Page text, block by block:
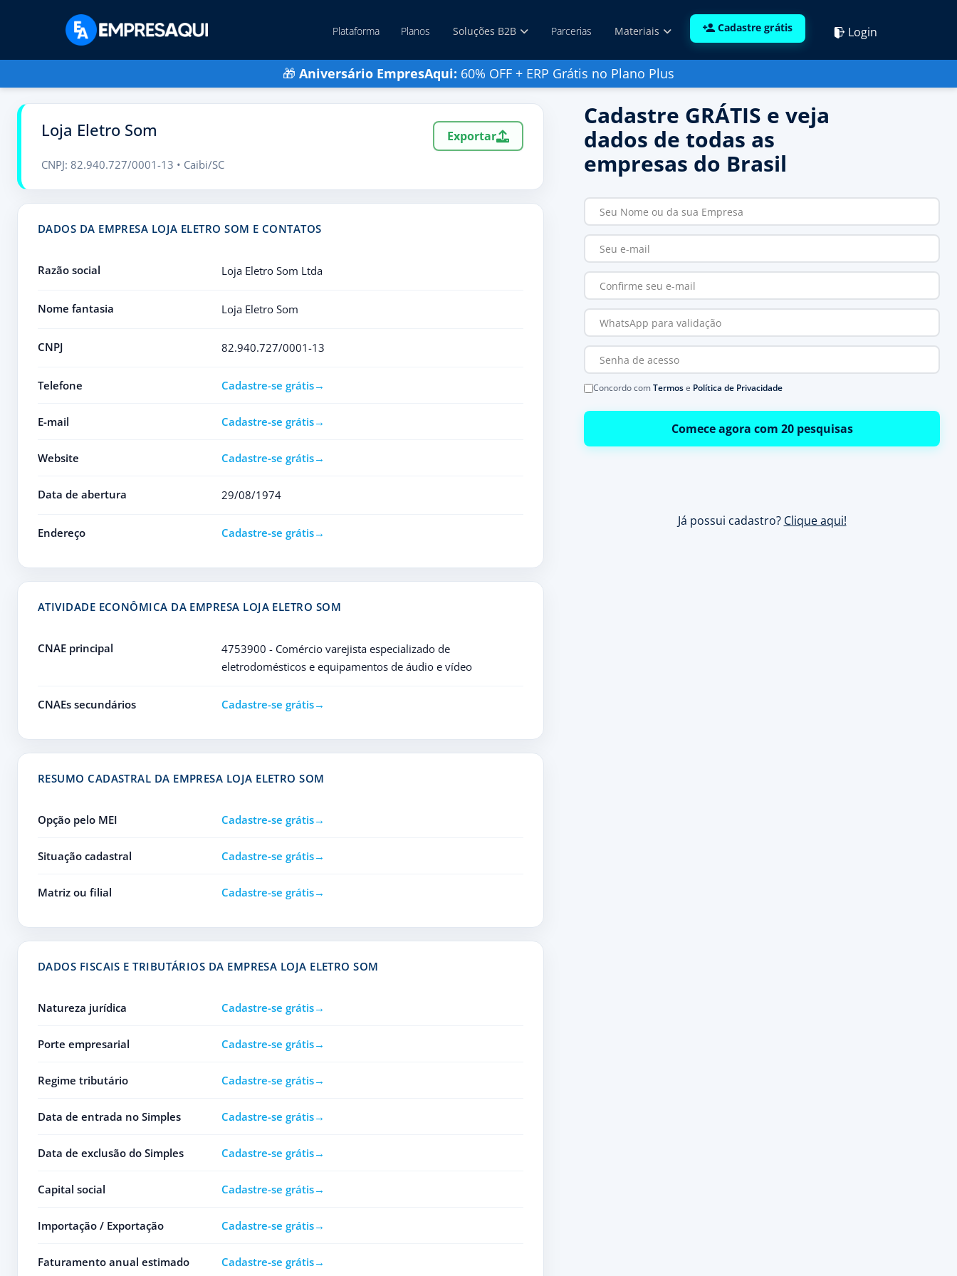
Plataforma Planos Soluções B2B Parcerias Materiais Cadastre grátis Login
🎁 Aniversário EmpresAqui: 60% OFF + ERP Grátis no Plano Plus
Loja Eletro Som Exportar
CNPJ: 82.940.727/0001-13 • Caibi/SC
DADOS DA EMPRESA LOJA ELETRO SOM E CONTATOS
Razão social Loja Eletro Som Ltda
Nome fantasia Loja Eletro Som
CNPJ 82.940.727/0001-13
Telefone Cadastre-se grátis
E-mail Cadastre-se grátis
Website Cadastre-se grátis
Data de abertura 29/08/1974
Endereço Cadastre-se grátis
ATIVIDADE ECONÔMICA DA EMPRESA LOJA ELETRO SOM
CNAE principal
4753900 - Comércio varejista especializado de
eletrodomésticos e equipamentos de áudio e vídeo
CNAEs secundários Cadastre-se grátis
RESUMO CADASTRAL DA EMPRESA LOJA ELETRO SOM
Opção pelo MEI Cadastre-se grátis
Situação cadastral Cadastre-se grátis
Matriz ou filial Cadastre-se grátis
DADOS FISCAIS E TRIBUTÁRIOS DA EMPRESA LOJA ELETRO SOM
Natureza jurídica Cadastre-se grátis
Porte empresarial Cadastre-se grátis
Regime tributário Cadastre-se grátis
Data de entrada no Simples Cadastre-se grátis
Data de exclusão do Simples Cadastre-se grátis
Capital social Cadastre-se grátis
Importação / Exportação Cadastre-se grátis
Faturamento anual estimado Cadastre-se grátis
Cadastre GRÁTIS e veja
dados de todas as
empresas do Brasil
Concordo comTermose Política de Privacidade
Comece agora com 20 pesquisas
Já possui cadastro? Clique aqui!